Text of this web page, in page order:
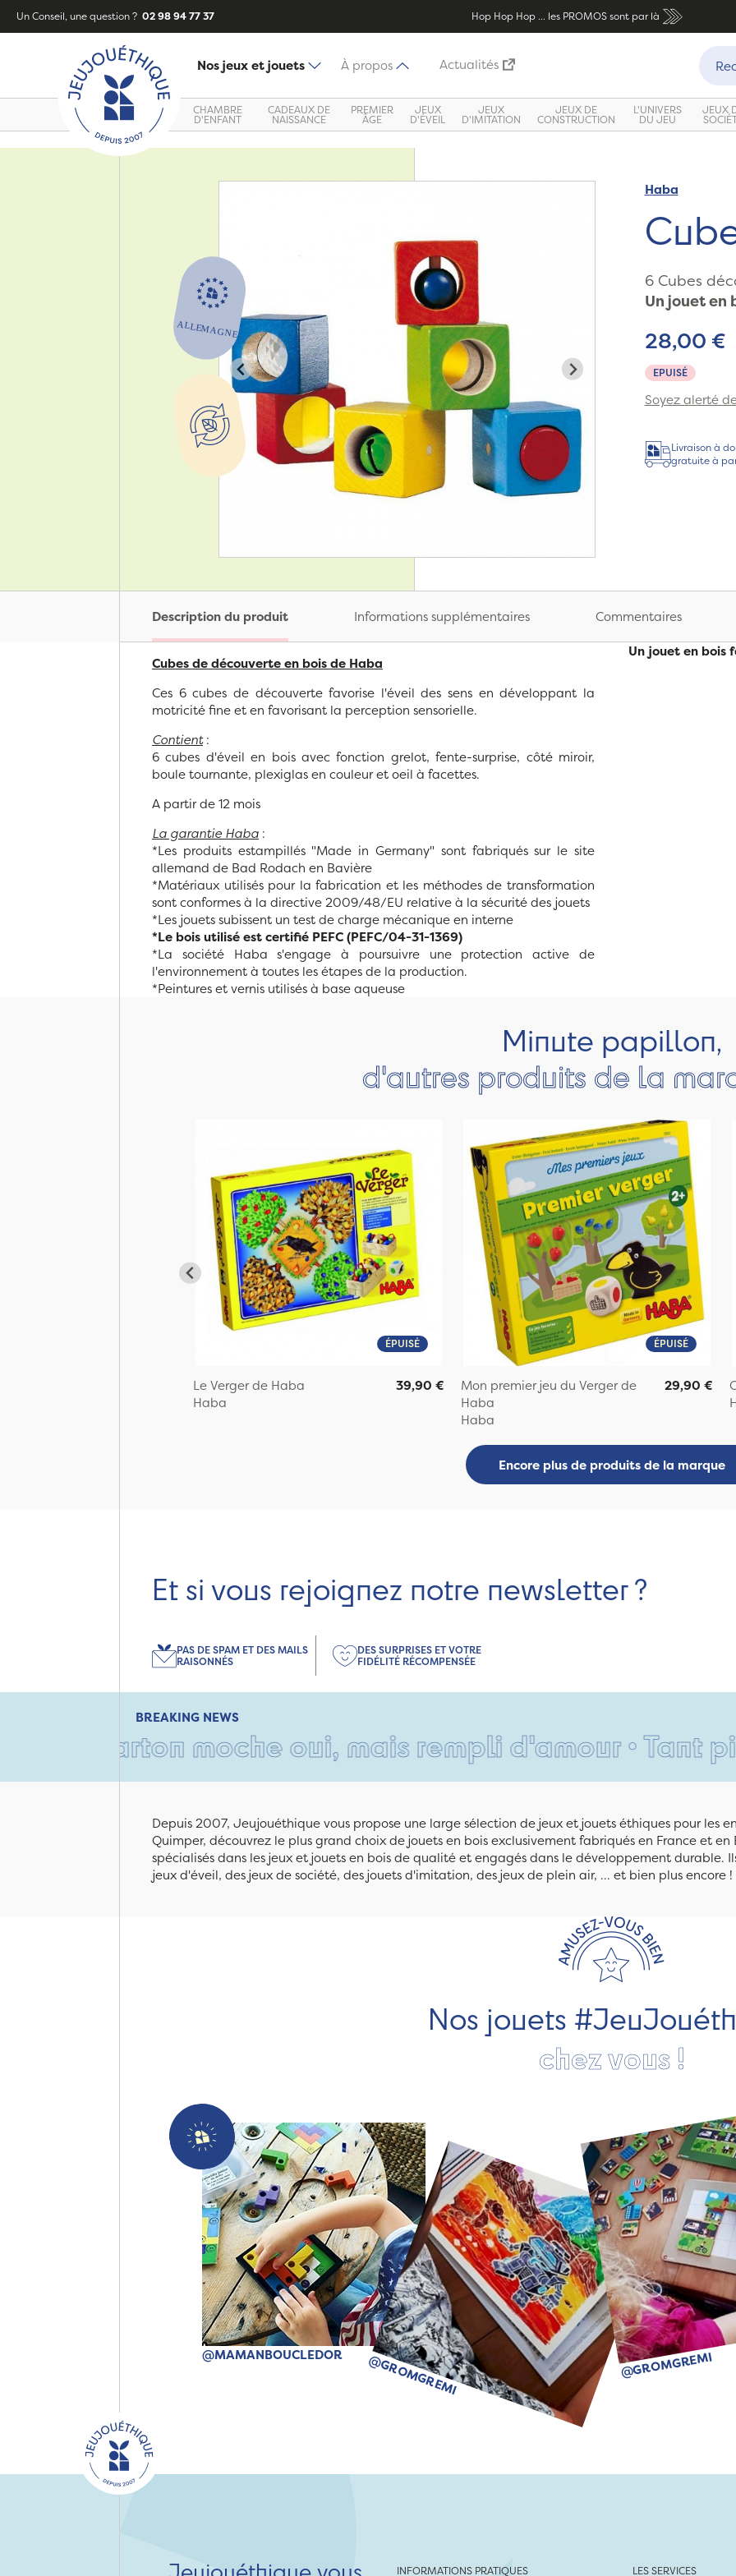
Un Conseil, une question ? 02 98 94 77 37 Hop Hop Hop ... les PROMOS sont par là
Nos jeux et jouets À propos Actualités
CHAMBRE
D'ENFANT
CADEAUX DE
NAISSANCE
PREMIER
ÂGE
JEUX
D'ÉVEIL
JEUX
D'IMITATION
JEUX DE
CONSTRUCTION
L'UNIVERS
DU JEU
JEUX
Haba
6 Cubes
Un jouet en
EPUISÉ
28,00 €
Soyez alerté
Livraison à
gratuite à
Description du produit Informations supplémentaires Commentaires
Cubes de découverte en bois de Haba
Ces 6 cubes de découverte favorise l'éveil des sens en développant la
motricité fine et en favorisant la perception sensorielle.
Contient:
6 cubes d'éveil en bois avec fonction grelot, fente-surprise, côté miroir,
boule tournante, plexiglas en couleur et oeil à facettes.
A partir de 12 mois
La garantie Haba :
*Les produits estampillés "Made in Germany" sont fabriqués sur le site
allemand de Bad Rodach en Bavière
*Matériaux utilisés pour la fabrication et les méthodes de transformation
sont conformes à la directive 2009/48/EU relative à la sécurité des jouets
*Les jouets subissent un test de charge mécanique en interne
*Le bois utilisé est certifié PEFC (PEFC/04-31-1369)
*La société Haba s'engage à poursuivre une protection active de
l'environnement à toutes les étapes de la production.
*Peintures et vernis utilisés à base aqueuse
Un jouet en bois
Minute papillon,
d'autres produits de la
ÉPUISÉ
Le Verger de Haba
Haba
39,90 €
ÉPUISÉ
Mon premier jeu du Verger de
Haba
Haba
29,90 €
Encore plus de produits de la marque
Et si vous rejoignez notre newsletter ?
PAS DE SPAM ET DES MAILS
RAISONNÉS
DES SURPRISES ET VOTRE
FIDÉLITÉ RÉCOMPENSÉE
BREAKING NEWS
moche oui, mais rempli d'amour • Tant pis
Depuis 2007, Jeujouéthique vous propose une large sélection de jeux et jouets éthiques pour les
Quimper, découvrez le plus grand choix de jouets en bois exclusivement fabriqués en France et
spécialisés dans les jeux et jouets en bois de qualité et engagés dans le développement durable.
jeux d'éveil, des jeux de société, des jouets d'imitation, des jeux de plein air, ... et bien plus encore !
Nos jouets
chez vous !
@MAMANBOUCLEDOR @GROMGREMI @GROMGREMI
INFORMATIONS PRATIQUES LES SERVICES